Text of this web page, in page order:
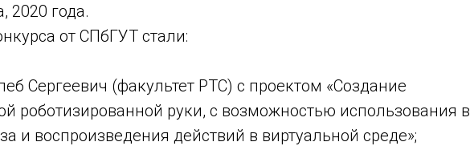
2020 года.
от СПбГУТ стали:
Сергеевич (факультет РТС) с проектом «Создание
роботизированной руки, с возможностью использования в
и воспроизведения действий в виртуальной среде»;